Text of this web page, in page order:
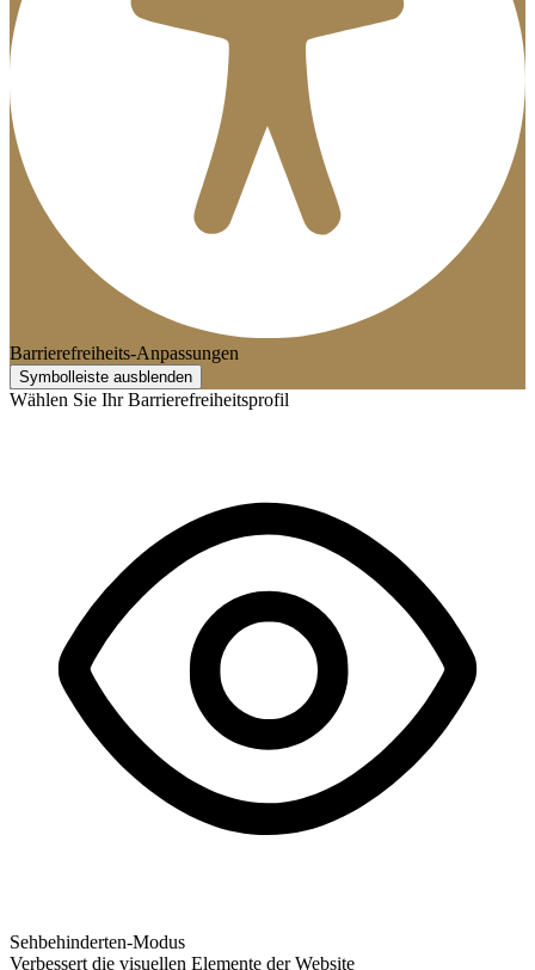
Barrierefreiheits-Anpassungen
Symbolleiste ausblenden
Wählen Sie Ihr Barrierefreiheitsprofil
Sehbehinderten-Modus
Verbessert die visuellen Elemente der Website